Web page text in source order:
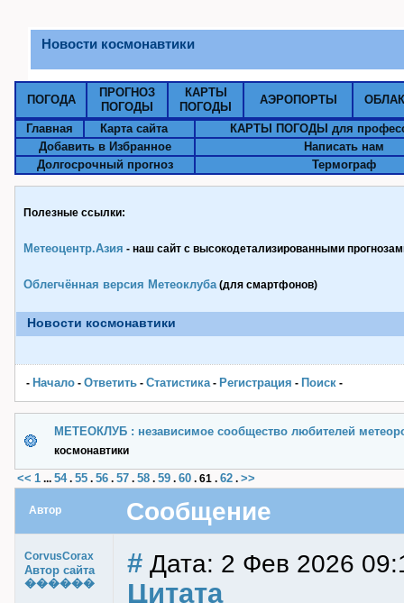
Новости космонавтики
ПОГОДА
ПРОГНОЗ
ПОГОДЫ
КАРТЫ
ПОГОДЫ
АЭРОПОРТЫ
Главная Карта сайта
КАРТЫ ПОГОДЫ для
Добавить в Избранное
Написать нам
Долгосрочный прогноз
Термограф
Полезные ссылки:
Метеоцентр.Азия - наш сайт с высокодетализированными
Облегчённая версия Метеоклуба(для смартфонов)
Новости космонавтики
- Начало - Ответить - Статистика- Pегистрация - Поиск -
МЕТЕОКЛУБ : независимое сообщество любителей
космонавтики
<< 1 ... 54. 55 . 56 . 57 . 58 . 59 . 60 . 61 . 62 . >>
Автор Сообщение
CorvusCorax
Автор сайта
������
# Дата: 2 Фев 2026
Цитата